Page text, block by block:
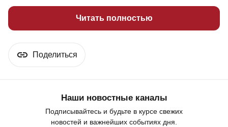
Читать полностью
Поделиться
Наши новостные каналы
Подписывайтесь и будьте в курсе свежих
новостей и важнейших событиях дня.